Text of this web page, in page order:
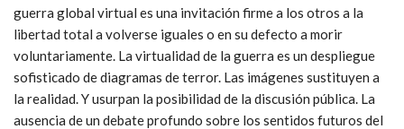
guerra global virtual es una invitación firme a los otros a la
libertad total a volverse iguales o en su defecto a morir
voluntariamente. La virtualidad de la guerra es un despliegue
sofisticado de diagramas de terror. Las imágenes sustituyen a
la realidad. Y usurpan la posibilidad de la discusión pública. La
ausencia de un debate profundo sobre los sentidos futuros del